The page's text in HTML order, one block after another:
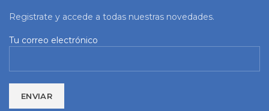
Registrate y accede a todas nuestras novedades.
Tu correo electrónico